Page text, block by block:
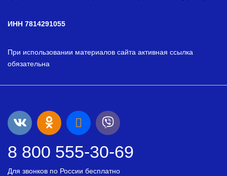
ИНН 7814291055
При использовании материалов сайта активная ссылка
обязательна
8 800 555-30-69
Для звонков по России бесплатно